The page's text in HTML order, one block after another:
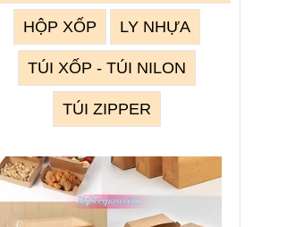
HỘP XỐP LY NHỰA
TÚI XỐP - TÚI NILON
TÚI ZIPPER